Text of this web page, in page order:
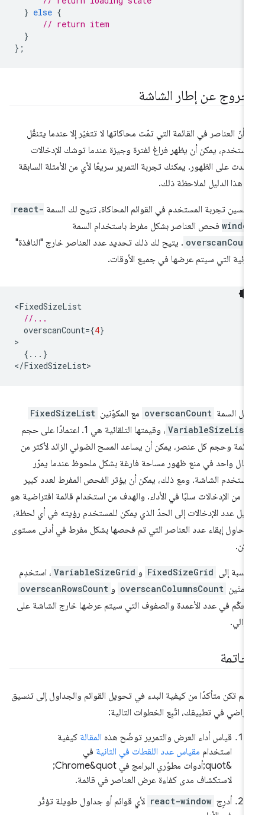
} else
// return item
عن إطار الشاشة
أنّ العناصر في القائمة التي تمّت محاكاتها لا تتغيّر إلا عندما يتنقّل
يمكن أن يظهر فراغ لفترة وجيزة عندما توشك الإدخالات
على الظهور. يمكنك تجربة التمرير سريعًا لأي من الأمثلة السابقة
هذا الدليل لملاحظة ذلك.
تجربة المستخدم في القوائم المحاكاة، تتيح لك السمةreact-
فحص العناصر بشكل مفرط باستخدام السمة
. يتيح لك ذلك تحديد عدد العناصر خارج "النافذة"
التي سيتم عرضها في جميع الأوقات.
<FixedSizeList
//...
overscanCount=
{...}
</FixedSizeList
السمة overscanCount مع المكوّنين FixedSizeList
VariableSizeList
، وقيمتها التلقائية هي 1. اعتمادًا على حجم
وحجم كل عنصر، يمكن أن يساعد المسح الضوئي الزائد لأكثر من
واحد في منع ظهور مساحة فارغة بشكل ملحوظ عندما يمرّر
الشاشة. ومع ذلك، يمكن أن يؤثر الفحص المفرط لعدد كبير
من الإدخالات سلبًا في الأداء. والهدف من استخدام قائمة افتراضية هو
عدد الإدخالات إلى الحدّ الذي يمكن للمستخدم رؤيته في أي لحظة،
حاوِل إبقاء عدد العناصر التي تم فحصها بشكل مفرط في أدنى مستوى
إلى FixedSizeGrid و VariableSizeGrid ، استخدِم
overscanColumnsCount و overscanRowsCount
في عدد الأعمدة والصفوف التي سيتم عرضها خارج الشاشة على
لم تكن متأكدًا من كيفية البدء في تحويل القوائم والجداول إلى تنسيق
في تطبيقك، اتّبِع الخطوات التالية:
قياس أداء العرض والتمرير توضّح هذهالمقالةكيفية
استخداممقياس عدد اللقطات في الثانيةفي
&quot;أدوات مطوّري البرامج في Chrome&quot;
لاستكشاف مدى كفاءة عرض العناصر في قائمة.
أدرِج react-window لأي قوائم أو جداول طويلة تؤثّر